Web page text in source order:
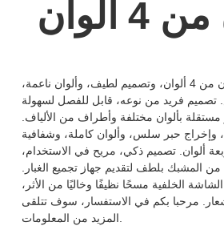
قلم تمييز ترويجي مكون من 4 ألوان، وتصميم لطيف، وألوان ناعمة،
فريد من نوعه، قابل للفصل لسهولة
أقلام تمييز مستقلة بألوان مختلفة وأطراف من الألياف.
وإخراج حبر سلس، وألوان كاملة، وشفافية
ألوان. تصميم ذكي، مريح في الاستخدام،
من المشبك بلطف لتقديم جهاز تجميع الغبار.
الخلفية مسحًا نظيفًا وخاليًا من الأثر،
مرحبا بكم في الاستفسار، سوف تتلقى
المزيد من المعلومات.